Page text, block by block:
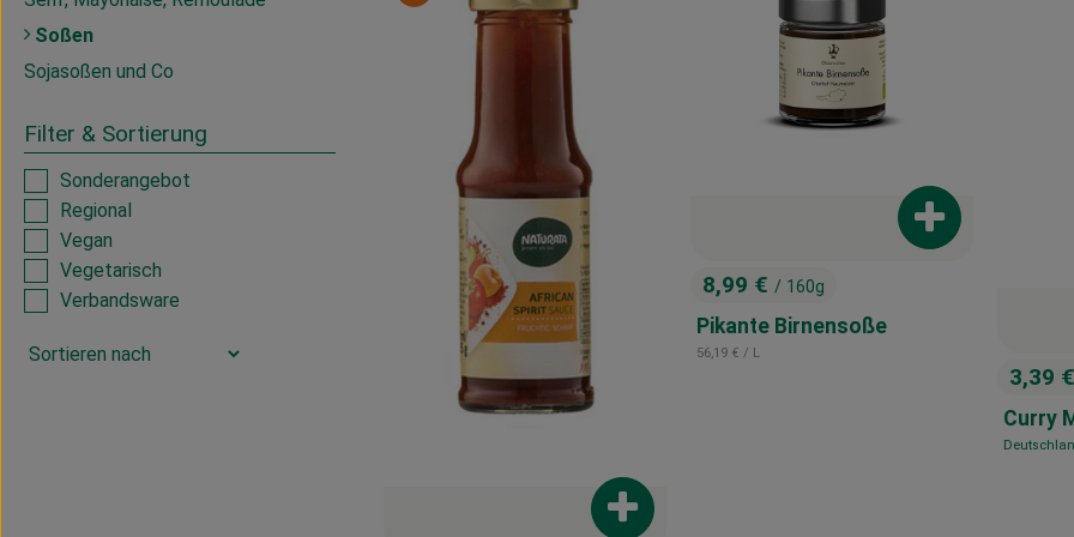
Soßen
Sojasoßen und Co
Filter & Sortierung
Sonderangebot
Regional
Vegan
Vegetarisch
Verbandsware
Produkt zum Warenkorb hinzufügen
, Preis:
8,99 € / 160g
Pikante Birnensoße
, Referenzpreis:
56,19 € / L
Produkt zum
, Preis:
3,39 €
Curry
, Herkunft: